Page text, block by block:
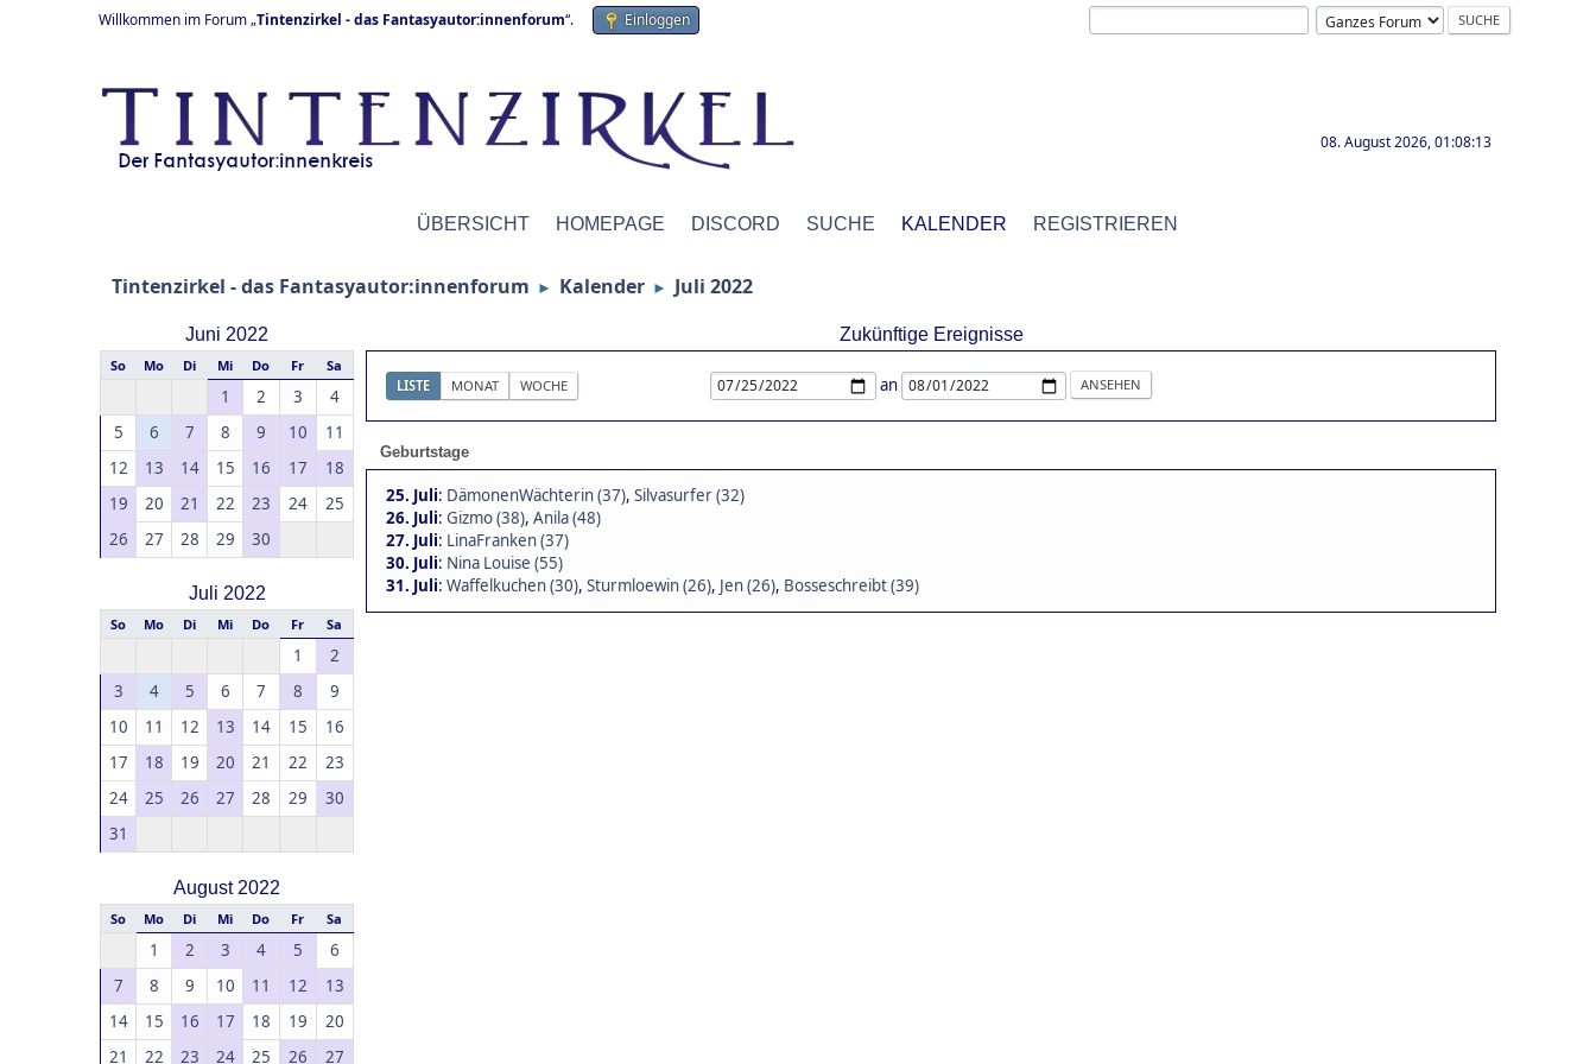
Willkommen im Forum „Tintenzirkel - das Fantasyautor:innenforum“. Einloggen
08. August 2026, 01:08:13
ÜBERSICHT HOMEPAGE DISCORD SUCHE KALENDER REGISTRIEREN
Tintenzirkel - das Fantasyautor:innenforum ► Kalender ► Juli 2022
Juni 2022
So Mo Di Mi Do Fr Sa
1 2 3
4
5
6 7 8 9 10
11
12
13 14 15 16 17
18
19
20 21 22 23 24
25
26
27 28 29 30
Juli 2022
So Mo Di Mi Do Fr Sa
1
2
3
4 5 6 7 8
9
10
11 12 13 14 15
16
17
18 19 20 21 22
23
24
25 26 27 28 29
30
31
August 2022
So Mo Di Mi Do Fr Sa
1 2 3 4 5
6
7
8 9 10 11 12
13
14
15 16 17 18 19
20
21
22 23 24 25 26 27
Zukünftige Ereignisse
LISTE MONAT WOCHE an
Geburtstage
25. Juli: DämonenWächterin (37), Silvasurfer (32)
26. Juli: Gizmo (38), Anila (48)
27. Juli: LinaFranken (37)
30. Juli: Nina Louise (55)
31. Juli: Waffelkuchen (30), Sturmloewin (26), Jen (26), Bosseschreibt (39)